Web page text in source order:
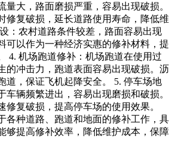
量大，路面磨损严重，容易出现破损。
修复破损，延长道路使用寿命，降低维
：农村道路条件较差，路面容易出现
可以作为一种经济实惠的修补材料，提
4. 机场跑道修补：机场跑道在使用过
的冲击力，跑道表面容易出现破损。沥
道，保证飞机起降安全。 5. 停车场地
车辆频繁进出，容易出现磨损和破损。
修复破损，提高停车场的使用效果。
各种道路、跑道和地面的修补工作，具
够提高修补效率，降低维护成本，保障